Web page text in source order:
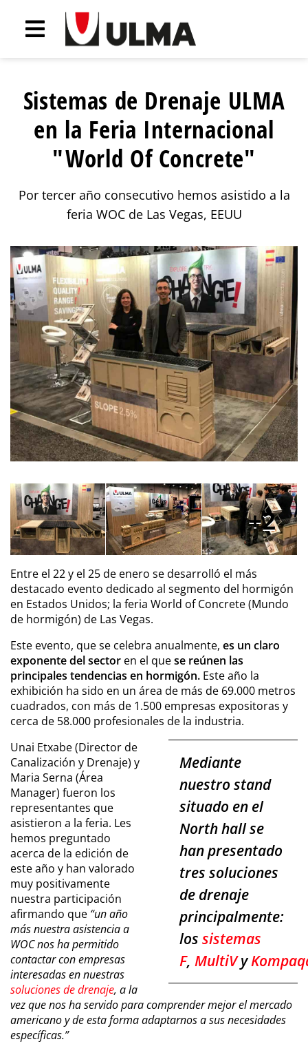
Sistemas de Drenaje ULMA
en la Feria Internacional
"World Of Concrete"
Por tercer año consecutivo hemos asistido a la
feria WOC de Las Vegas, EEUU
2
Entre el 22 y el 25 de enero se desarrolló el más
destacado evento dedicado al segmento del hormigón
en Estados Unidos; la feria World of Concrete (Mundo
de hormigón) de Las Vegas.
Este evento, que se celebra anualmente, es un claro
exponente del sector en el quese reúnen las
principales tendencias en hormigón. Este año la
exhibición ha sido en un área de más de 69.000 metros
cuadrados, con más de 1.500 empresas expositoras y
cerca de 58.000 profesionales de la industria.
Mediante
nuestro stand
situado en el
North hall se
han presentado
tres soluciones
de drenaje
principalmente:
los sistemas
F, MultiVy
Unai Etxabe (Director de
Canalización y Drenaje) y
Maria Serna (Área
Manager) fueron los
representantes que
asistieron a la feria. Les
hemos preguntado
acerca de la edición de
este año y han valorado
muy positivamente
nuestra participación
afirmando que “un año
más nuestra asistencia a
WOC nos ha permitido
contactar con empresas
interesadas en nuestras
soluciones de drenaje, a la
vez que nos ha servido para comprender mejor el mercado
americano y de esta forma adaptarnos a sus necesidades
específicas.”